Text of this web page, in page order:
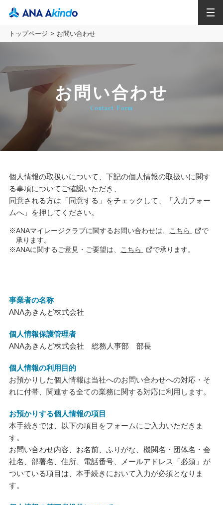
トップページ お問い合わせ
お問い合わせ
Contact Form
個人情報の取扱いについて、下記の個人情報の取扱いに関す
る事項についてご確認いただき、
同意される方は「同意する」をチェックして、「入力フォー
ムへ」を押してください。
※ANAマイレージクラブに関するお問い合わせは、 こちら
で
承ります。
※ANAに関するご意見・ご要望は、
こちら で承ります。
事業者の名称
ANAあきんど株式会社
個人情報保護管理者
ANAあきんど株式会社 総務人事部 部長
個人情報の利用目的
お預かりした個人情報は当社へのお問い合わせへの対応・そ
れに付帯、関連する全ての業務に関する対応に利用します。
お預かりする個人情報の項目
本手続きでは、以下の項目をフォームにご入力いただきま
す。
お問い合わせ内容、お名前、ふりがな、機関名・団体名・会
社名、部署名、住所、電話番号、メールアドレス「必須」が
ついている項目は、本手続きにおいて入力が必須となりま
す。